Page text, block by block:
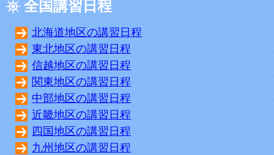
全国講習日程
北海道地区の講習日程
東北地区の講習日程
信越地区の講習日程
関東地区の講習日程
中部地区の講習日程
近畿地区の講習日程
四国地区の講習日程
九州地区の講習日程